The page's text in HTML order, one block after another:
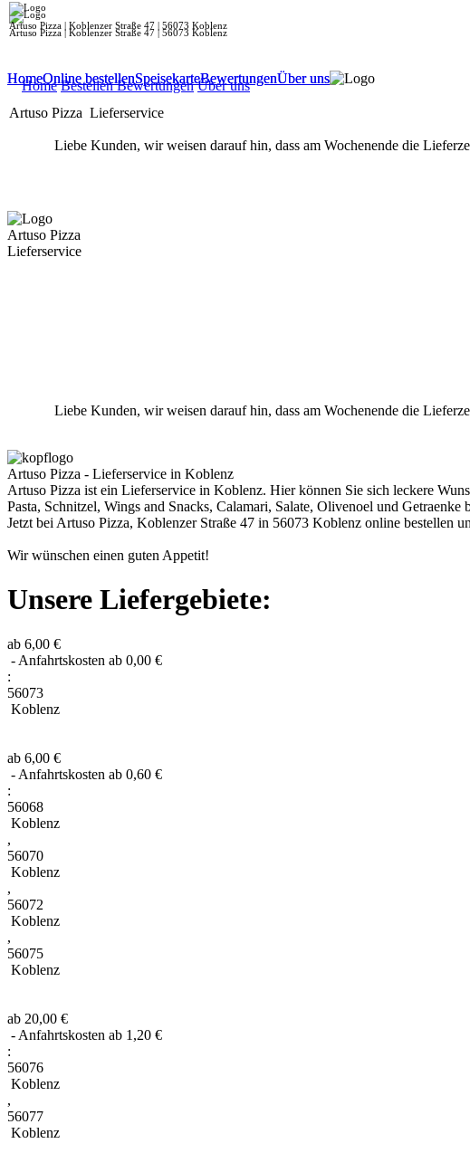
Artuso Pizza | Koblenzer Straße 47 | 56073 Koblenz
Home BestellenBewertungen Über uns
Artuso Pizza | Koblenzer Straße 47 | 56073 Koblenz
HomeOnline bestellenSpeisekarteBewertungenÜber uns
HomeOnline bestellenSpeisekarteBewertungenÜber uns
Artuso Pizza Lieferservice
Liebe Kunden, wir weisen darauf hin, dass am Wochenende die
Artuso Pizza
Lieferservice
Liebe Kunden, wir weisen darauf hin, dass am Wochenende die
Artuso Pizza - Lieferservice in Koblenz
Artuso Pizza ist ein Lieferservice in Koblenz. Hier können Sie sich leckere
Pasta, Schnitzel, Wings and Snacks, Calamari, Salate, Olivenoel und Getraenke
Jetzt bei Artuso Pizza, Koblenzer Straße 47 in 56073 Koblenz online bestellen
Wir wünschen einen guten Appetit!
Unsere Liefergebiete:
ab 6,00 €
- Anfahrtskosten ab 0,00 €
:
56073
Koblenz
ab 6,00 €
- Anfahrtskosten ab 0,60 €
:
56068
Koblenz
,
56070
Koblenz
,
56072
Koblenz
,
56075
Koblenz
ab 20,00 €
- Anfahrtskosten ab 1,20 €
:
56076
Koblenz
,
56077
Koblenz